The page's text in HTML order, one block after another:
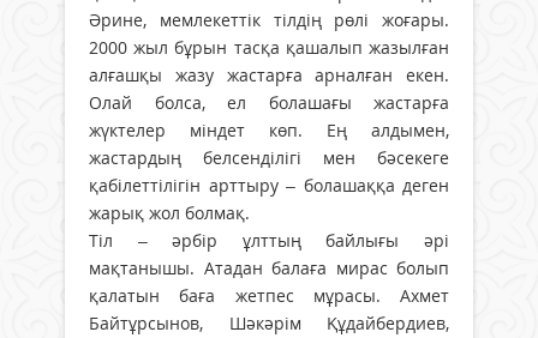
Әрине, мемлекеттік тілдің рөлі жоғары.
2000 жыл бұрын тасқа қашалып жазылған
алғашқы жазу жастарға арналған екен.
Олай болса, ел болашағы жастарға
жүктелер міндет көп. Ең алдымен,
жастардың белсенділігі мен бәсекеге
қабілеттілігін арттыру – болашаққа деген
жарық жол болмақ.
Тіл – әрбір ұлттың байлығы әрі
мақтанышы. Атадан балаға мирас болып
қалатын баға жетпес мұрасы. Ахмет
Байтұрсынов, Шәкәрім Құдайбердиев,